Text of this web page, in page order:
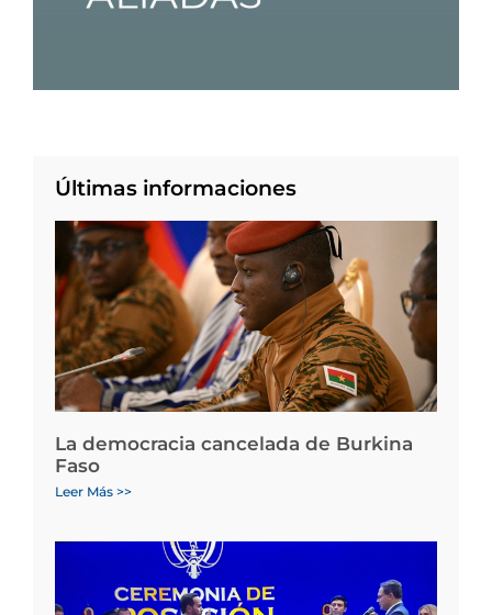
Últimas informaciones
La democracia cancelada de Burkina
Faso
Leer Más >>